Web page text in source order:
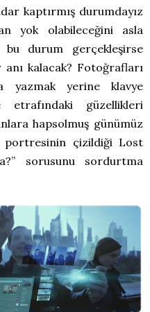
kaptırmış durumdayız
yok olabileceğini asla
bu durum gerçekleşirse
anı kalacak? Fotoğrafları
yazmak yerine klavye
etrafındaki güzellikleri
hapsolmuş günümüz
portresinin çizildiği Lost
sorusunu sordurtma